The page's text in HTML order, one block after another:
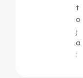
t
o
j
a
: